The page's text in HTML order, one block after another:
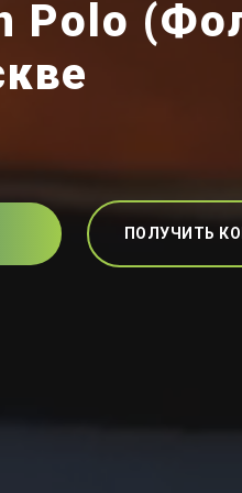
Polo
ПОЛУЧИТЬ